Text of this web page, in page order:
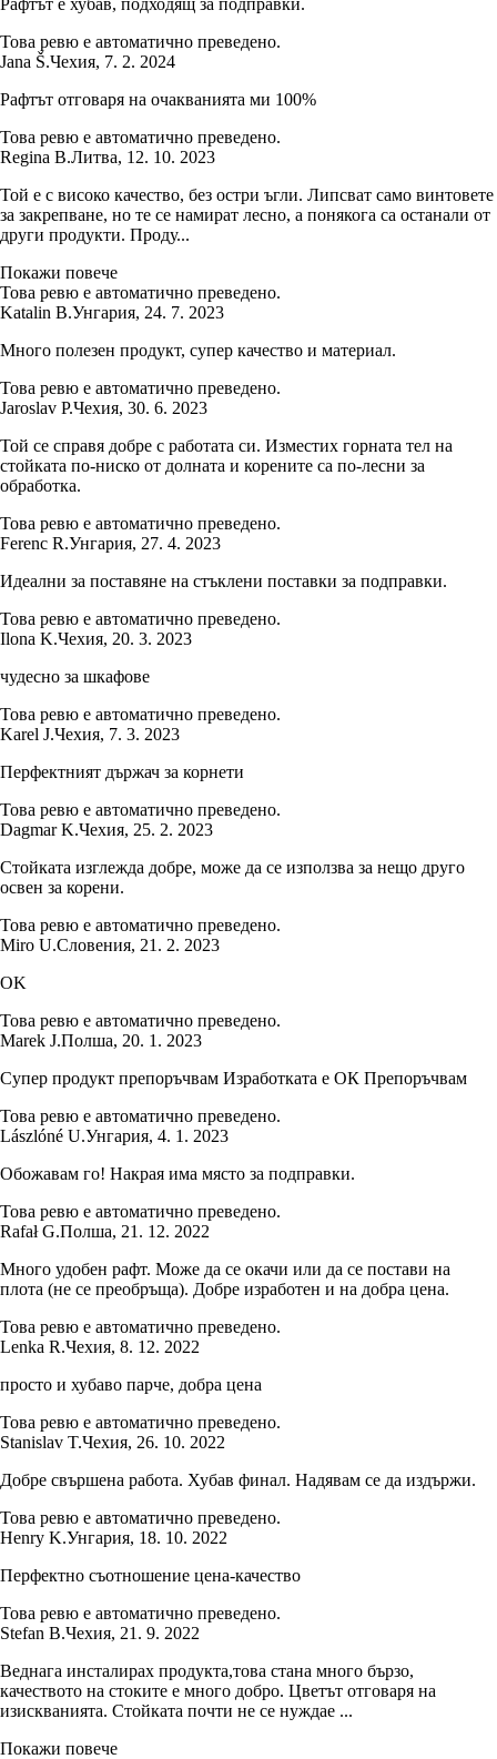
Рафтът е хубав, подходящ за подправки.
Това ревю е автоматично преведено.
Jana Š.Чехия, 7. 2. 2024
Рафтът отговаря на очакванията ми 100%
Това ревю е автоматично преведено.
Regina B.Литва, 12. 10. 2023
Той е с високо качество, без остри ъгли. Липсват само винтовете
за закрепване, но те се намират лесно, а понякога са останали от
други продукти. Проду...
Покажи повече
Това ревю е автоматично преведено.
Katalin B.Унгария, 24. 7. 2023
Много полезен продукт, супер качество и материал.
Това ревю е автоматично преведено.
Jaroslav P.Чехия, 30. 6. 2023
Той се справя добре с работата си. Изместих горната тел на
стойката по-ниско от долната и корените са по-лесни за
обработка.
Това ревю е автоматично преведено.
Ferenc R.Унгария, 27. 4. 2023
Идеални за поставяне на стъклени поставки за подправки.
Това ревю е автоматично преведено.
Ilona K.Чехия, 20. 3. 2023
чудесно за шкафове
Това ревю е автоматично преведено.
Karel J.Чехия, 7. 3. 2023
Перфектният държач за корнети
Това ревю е автоматично преведено.
Dagmar K.Чехия, 25. 2. 2023
Стойката изглежда добре, може да се използва за нещо друго
освен за корени.
Това ревю е автоматично преведено.
Miro U.Словения, 21. 2. 2023
OK
Това ревю е автоматично преведено.
Marek J.Полша, 20. 1. 2023
Супер продукт препоръчвам Изработката е ОК Препоръчвам
Това ревю е автоматично преведено.
Lászlóné U.Унгария, 4. 1. 2023
Обожавам го! Накрая има място за подправки.
Това ревю е автоматично преведено.
Rafał G.Полша, 21. 12. 2022
Много удобен рафт. Може да се окачи или да се постави на
плота (не се преобръща). Добре изработен и на добра цена.
Това ревю е автоматично преведено.
Lenka R.Чехия, 8. 12. 2022
просто и хубаво парче, добра цена
Това ревю е автоматично преведено.
Stanislav T.Чехия, 26. 10. 2022
Добре свършена работа. Хубав финал. Надявам се да издържи.
Това ревю е автоматично преведено.
Henry K.Унгария, 18. 10. 2022
Перфектно съотношение цена-качество
Това ревю е автоматично преведено.
Stefan B.Чехия, 21. 9. 2022
Веднага инсталирах продукта,това стана много бързо,
качеството на стоките е много добро. Цветът отговаря на
изискванията. Стойката почти не се нуждае ...
Покажи повече